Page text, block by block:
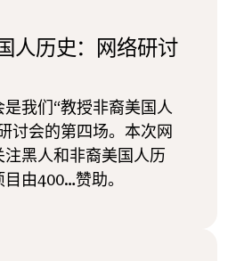
人历史：网络研讨
我们“教授非裔美国人
讨会的第四场。本次网
黑人和非裔美国人历
由400…赞助。